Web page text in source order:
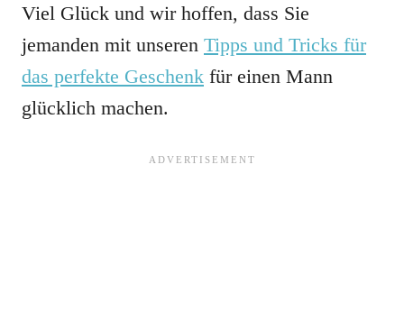
Viel Glück und wir hoffen, dass Sie
jemanden mit unseren Tipps und Tricks für
das perfekte Geschenk für einen Mann
glücklich machen.